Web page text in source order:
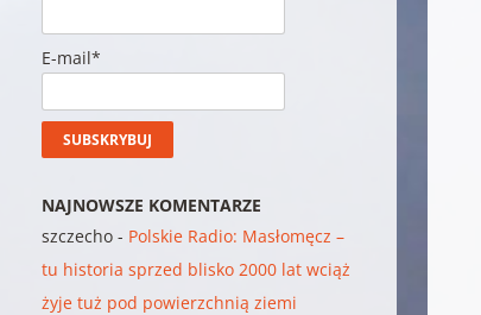
E-mail*
NAJNOWSZE KOMENTARZE
szczecho - Polskie Radio: Masłomęcz –
tu historia sprzed blisko 2000 lat wciąż
żyje tuż pod powierzchnią ziemi